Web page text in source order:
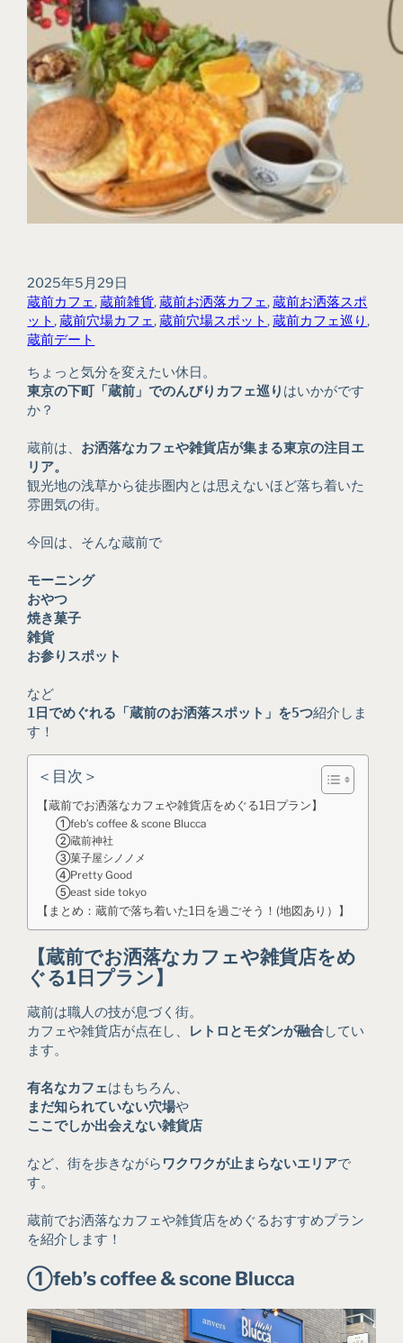
2025年5月29日
蔵前カフェ, 蔵前雑貨, 蔵前お洒落カフェ, 蔵前お洒落スポ
ット, 蔵前穴場カフェ, 蔵前穴場スポット, 蔵前カフェ巡り
蔵前デート
ちょっと気分を変えたい休日。
東京の下町「蔵前」でのんびりカフェ巡り はいかがです
か？
蔵前は、 お洒落なカフェや雑貨店が集まる東京の注目エ
リア。
観光地の浅草から徒歩圏内とは思えないほど落ち着いた
雰囲気の街。
今回は、そんな蔵前で
モーニング
おやつ
焼き菓子
雑貨
お参りスポット
など
1日でめぐれる「蔵前のお洒落スポット」を5つ紹介しま
す！
＜目次＞
【蔵前でお洒落なカフェや雑貨店をめぐる1日プラン】
①feb’s coffee & scone Blucca
②蔵前神社
③菓子屋シノノメ
④Pretty Good
⑤east side tokyo
【まとめ：蔵前で落ち着いた1日を過ごそう！(地図あり）】
【蔵前でお洒落なカフェや雑貨店をめ
ぐる1日プラン】
蔵前は職人の技が息づく街。
カフェや雑貨店が点在し、
レトロとモダンが融合してい
ます。
有名なカフェはもちろん、
まだ知られていない穴場や
ここでしか出会えない雑貨店
など、街を歩きながら ワクワクが止まらないエリアで
す。
蔵前でお洒落なカフェや雑貨店をめぐるおすすめプラン
を紹介します！
①feb’s coffee & scone Blucca